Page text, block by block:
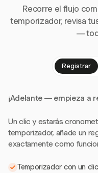
Recorre el flujo
temporizador, revisa
—
Registrar
¡Adelante — empieza a
Un clic y estarás
temporizador, añade un
exactamente como
Temporizador con un